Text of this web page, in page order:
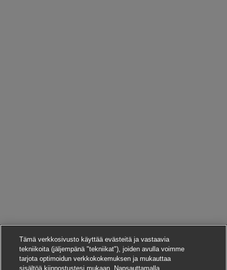
Tämä verkkosivusto käyttää evästeitä ja vastaavia
tekniikoita (jäljempänä "tekniikat"), joiden avulla voimme
tarjota optimoidun verkkokokemuksen ja mukauttaa
sisältöä kiinnostustesi mukaan. Napsauttamalla